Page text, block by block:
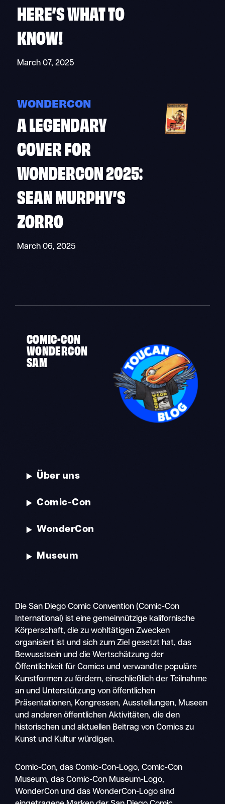
Mobile
Navigation
HERE’S WHAT TO
KNOW!
March 07, 2025
WONDERCON
A LEGENDARY
COVER FOR
WONDERCON 2025:
SEAN MURPHY’S
ZORRO
March 06, 2025
COMIC-CON
WONDERCON
SAM
Über uns
Comic-Con
WonderCon
Museum
Die San Diego Comic Convention (Comic-Con
International) ist eine gemeinnützige kalifornische
Körperschaft, die zu wohltätigen Zwecken
organisiert ist und sich zum Ziel gesetzt hat, das
Bewusstsein und die Wertschätzung der
Öffentlichkeit für Comics und verwandte populäre
Kunstformen zu fördern, einschließlich der Teilnahme
an und Unterstützung von öffentlichen
Präsentationen, Kongressen, Ausstellungen, Museen
und anderen öffentlichen Aktivitäten, die den
historischen und aktuellen Beitrag von Comics zu
Kunst und Kultur würdigen.
Comic-Con, das Comic-Con-Logo, Comic-Con
Museum, das Comic-Con Museum-Logo,
WonderCon und das WonderCon-Logo sind